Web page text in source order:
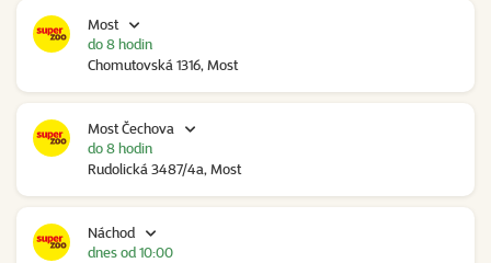
Most
Chomutovská 1316, Most
do 8 hodin
Most Čechova
Rudolická 3487/4a, Most
do 8 hodin
Náchod
dnes od 10:00